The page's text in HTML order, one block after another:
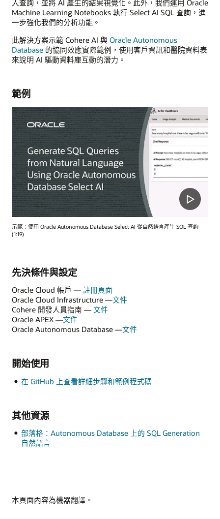
入查詢，並將 AI 產生的結果視覺化。此外，我們運用 Oracle
Machine Learning Notebooks 執行 Select AI SQL 查詢，進
一步強化我們的分析功能。
此解決方案示範 Cohere AI 與 Oracle Autonomous
Database 的協同效應實際範例，使用客戶資訊和醫院資料表
來說明 AI 驅動資料庫互動的潛力。
範例
示範：使用 Oracle Autonomous Database Select AI 從自然語言產生 SQL 查詢
(1:19)
先決條件與設定
Oracle Cloud 帳戶 — 註冊頁面
Oracle Cloud Infrastructure —文件
Cohere 開發人員指南 — 文件
Oracle APEX —文件
Oracle Autonomous Database —文件
開始使用
在 GitHub 上查看詳細步驟和範例程式碼
其他資源
部落格：Autonomous Database 上的 SQL Generation
自然語言
本頁面內容為機器翻譯。